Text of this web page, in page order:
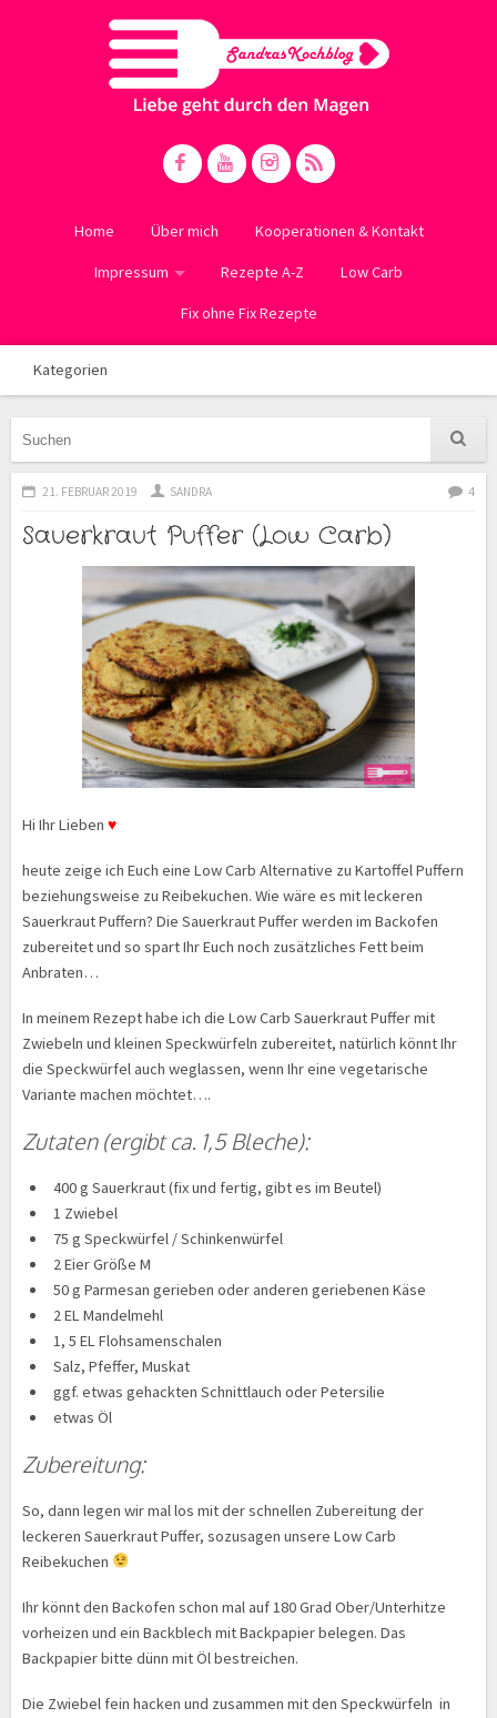
Home Über mich Kooperationen & Kontakt
Impressum Rezepte A-Z Low Carb
Fix ohne Fix Rezepte
Kategorien
21. FEBRUAR 2019 SANDRA 4
Sauerkraut Puffer (Low Carb)
Hi Ihr Lieben ♥
heute zeige ich Euch eine Low Carb Alternative zu Kartoffel Puffern
beziehungsweise zu Reibekuchen. Wie wäre es mit leckeren
Sauerkraut Puffern? Die Sauerkraut Puffer werden im Backofen
zubereitet und so spart Ihr Euch noch zusätzliches Fett beim
Anbraten…
In meinem Rezept habe ich die Low Carb Sauerkraut Puffer mit
Zwiebeln und kleinen Speckwürfeln zubereitet, natürlich könnt Ihr
die Speckwürfel auch weglassen, wenn Ihr eine vegetarische
Variante machen möchtet….
Zutaten (ergibt ca. 1,5 Bleche):
400 g Sauerkraut (fix und fertig, gibt es im Beutel)
1 Zwiebel
75 g Speckwürfel / Schinkenwürfel
2 Eier Größe M
50 g Parmesan gerieben oder anderen geriebenen Käse
2 EL Mandelmehl
1, 5 EL Flohsamenschalen
Salz, Pfeffer, Muskat
ggf. etwas gehackten Schnittlauch oder Petersilie
etwas Öl
Zubereitung:
So, dann legen wir mal los mit der schnellen Zubereitung der
leckeren Sauerkraut Puffer, sozusagen unsere Low Carb
Reibekuchen
Ihr könnt den Backofen schon mal auf 180 Grad Ober/Unterhitze
vorheizen und ein Backblech mit Backpapier belegen. Das
Backpapier bitte dünn mit Öl bestreichen.
Die Zwiebel fein hacken und zusammen mit den Speckwürfeln in